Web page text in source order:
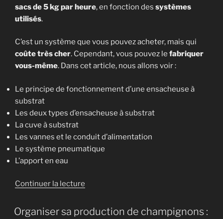
sacs de 5 kg par heure, en fonction des systèmes
utilisés.
C’est un système que vous pouvez acheter, mais qui
coûte très cher. Cependant, vous pouvez le fabriquer
vous-même. Dans cet article, nous allons voir :
Le principe de fonctionnement d’une ensacheuse à
substrat
Les deux types d’ensacheuse à substrat
La cuve à substrat
Les vannes et le conduit d’alimentation
Le système pneumatique
L’apport en eau
Continuer la lecture
d’une
Organiser sa production de champignons :